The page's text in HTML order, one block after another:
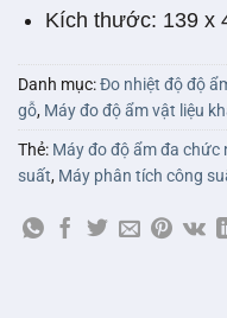
Kích thước: 139 x
Danh mục:Đo nhiệt độ độ
gỗ, Máy đo độ ẩm vật liệu
Thẻ: Máy đo độ ẩm đa chức
suất, Máy phân tích công